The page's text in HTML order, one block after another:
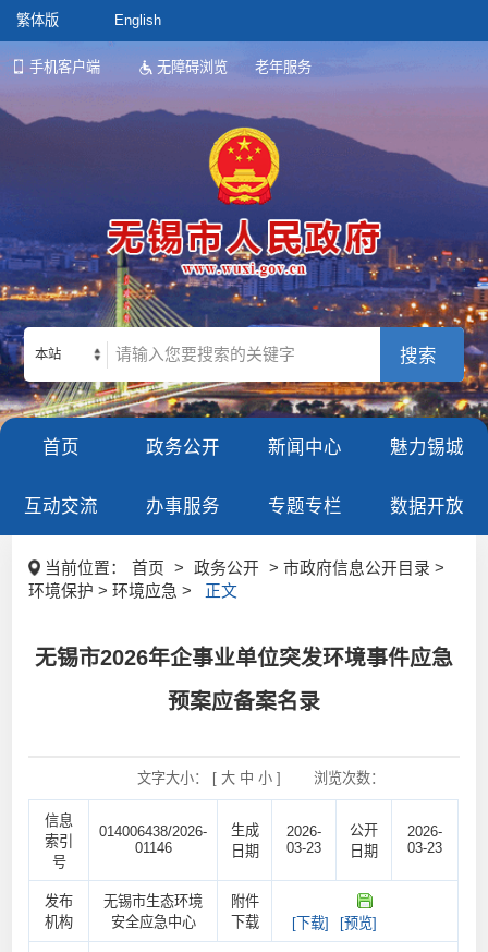
繁体版 English
手机客户端 无障碍浏览 老年服务
本站
首页 政务公开 新闻中心 魅力锡城
互动交流 办事服务 专题专栏 数据开放
当前位置： 首页 > 政务公开
> 市政府信息公开目录 >
环境保护 > 环境应急 >
正文
无锡市2026年企事业单位突发环境事件应急
预案应备案名录
文字大小： [ 大 中 小] 浏览次数：
信息
索引
号
014006438/2026-
01146
生成
日期
2026-
03-23
公开
日期
2026-
03-23
发布
机构
无锡市生态环境
安全应急中心
附件
下载
[下载] [预览]